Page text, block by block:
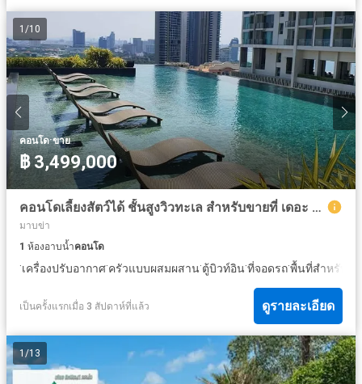
1 /10
คอนโด·ขาย
฿ 3,499,000
คอนโดเลี้ยงสัตว์ได้ ชั้นสูงวิวทะเล สำหรับขายที่ เดอะ ริเวียร่า จอมเทียน
มาบข่า
1 ห้องอาบน้ำคอนโด
·เครื่องปรับอากาศ·ครัวแบบผสมผสาน·ตู้บิวท์อิน·ที่จอดรถ·พื้นที่สำหรับเด็
เป็นครั้งแรกเมื่อ 3 สัปดาห์ที่แล้ว ดูรายละเอียด
1/13